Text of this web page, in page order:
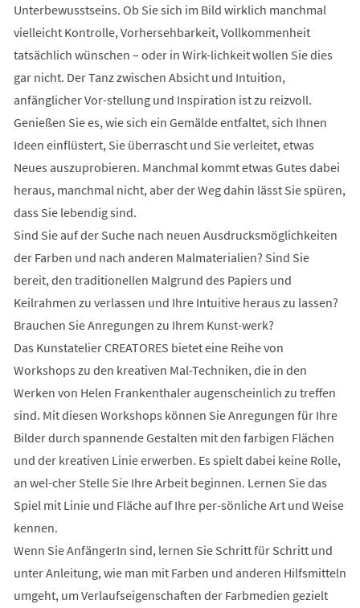
Unterbewusstseins. Ob Sie sich im Bild wirklich manchmal
vielleicht Kontrolle, Vorhersehbarkeit, Vollkommenheit
tatsächlich wünschen – oder in Wirk-lichkeit wollen Sie dies
gar nicht. Der Tanz zwischen Absicht und Intuition,
anfänglicher Vor-stellung und Inspiration ist zu reizvoll.
Genießen Sie es, wie sich ein Gemälde entfaltet, sich Ihnen
Ideen einflüstert, Sie überrascht und Sie verleitet, etwas
Neues auszuprobieren. Manchmal kommt etwas Gutes dabei
heraus, manchmal nicht, aber der Weg dahin lässt Sie spüren,
dass Sie lebendig sind.
Sind Sie auf der Suche nach neuen Ausdrucksmöglichkeiten
der Farben und nach anderen Malmaterialien? Sind Sie
bereit, den traditionellen Malgrund des Papiers und
Keilrahmen zu verlassen und Ihre Intuitive heraus zu lassen?
Brauchen Sie Anregungen zu Ihrem Kunst-werk?
Das Kunstatelier CREATORES bietet eine Reihe von
Workshops zu den kreativen Mal-Techniken, die in den
Werken von Helen Frankenthaler augenscheinlich zu treffen
sind. Mit diesen Workshops können Sie Anregungen für Ihre
Bilder durch spannende Gestalten mit den farbigen Flächen
und der kreativen Linie erwerben. Es spielt dabei keine Rolle,
an wel-cher Stelle Sie Ihre Arbeit beginnen. Lernen Sie das
Spiel mit Linie und Fläche auf Ihre per-sönliche Art und Weise
kennen.
Wenn Sie AnfängerIn sind, lernen Sie Schritt für Schritt und
unter Anleitung, wie man mit Farben und anderen Hilfsmitteln
umgeht, um Verlaufseigenschaften der Farbmedien gezielt